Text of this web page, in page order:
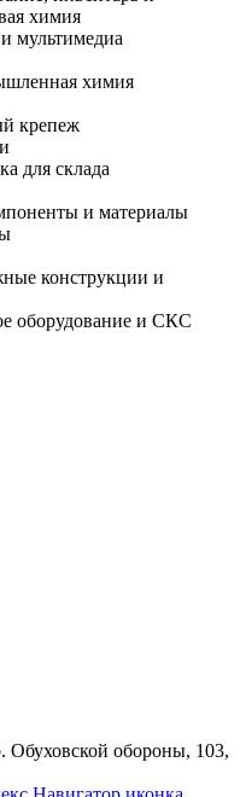
химия
мультимедиа
химия
крепеж
для склада
и материалы
конструкции и
оборудование и СКС
Обуховской обороны, 103,